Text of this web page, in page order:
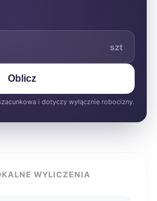
szt
Oblicz
i dotyczy wyłącznie robocizny.
WYLICZENIA